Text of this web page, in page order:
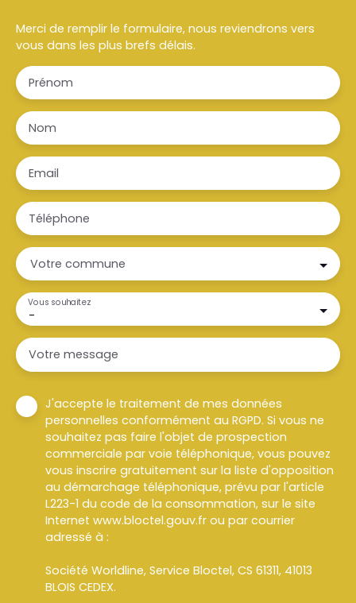
Merci de remplir le formulaire, nous reviendrons vers
vous dans les plus brefs délais.
Prénom
Nom
Email
Téléphone
Votre commune
-
Vous souhaitez
Votre message
J'accepte le traitement de mes données
personnelles conformément au RGPD. Si vous ne
souhaitez pas faire l'objet de prospection
commerciale par voie téléphonique, vous pouvez
vous inscrire gratuitement sur la liste d'opposition
au démarchage téléphonique, prévu par l'article
L223-1 du code de la consommation, sur le site
Internet www.bloctel.gouv.fr ou par courrier
adressé à :
Société Worldline, Service Bloctel, CS 61311, 41013
BLOIS CEDEX.